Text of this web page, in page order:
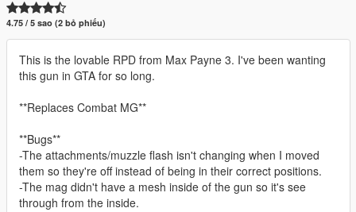
4.75 / 5 sao (2 bỏ phiếu)
This is the lovable RPD from Max Payne 3. I've been wanting
this gun in GTA for so long.
**Replaces Combat MG**
**Bugs**
-The attachments/muzzle flash isn't changing when I moved
them so they're off instead of being in their correct positions.
-The mag didn't have a mesh inside of the gun so it's see
through from the inside.